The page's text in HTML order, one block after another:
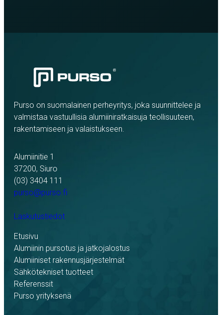
Purso on suomalainen perheyritys, joka suunnittelee ja
valmistaa vastuullisia alumiiniratkaisuja teollisuuteen,
rakentamiseen ja valaistukseen.
Alumiinitie 1
37200, Siuro
(03) 3404 111
purso@purso.fi
Laskutustiedot
Etusivu
Alumiinin pursotus ja jatkojalostus
Alumiiniset rakennusjärjestelmät
Sähkötekniset tuotteet
Referenssit
Purso yrityksenä